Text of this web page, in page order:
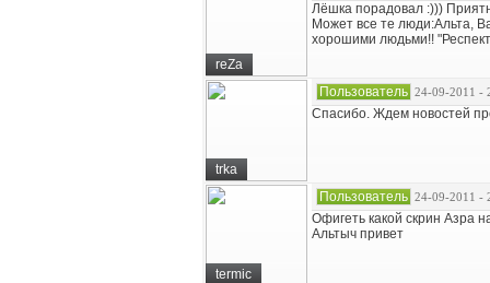
reZa
Лёшка порадовал :)))
Может все те люди:Альта,
хорошими людьми!!
trka
Пользователь 24-09-2011 -
Спасибо. Ждем новостей
termic
Пользователь 24-09-2011 -
Офигеть какой скрин Азра
Альтыч привет